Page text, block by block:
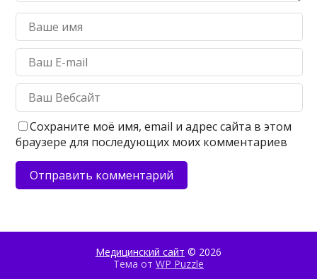
Сохраните моё имя, email и адрес сайта в этом
браузере для последующих моих комментариев
Медицинский сайт © 2026
Тема от WP Puzzle